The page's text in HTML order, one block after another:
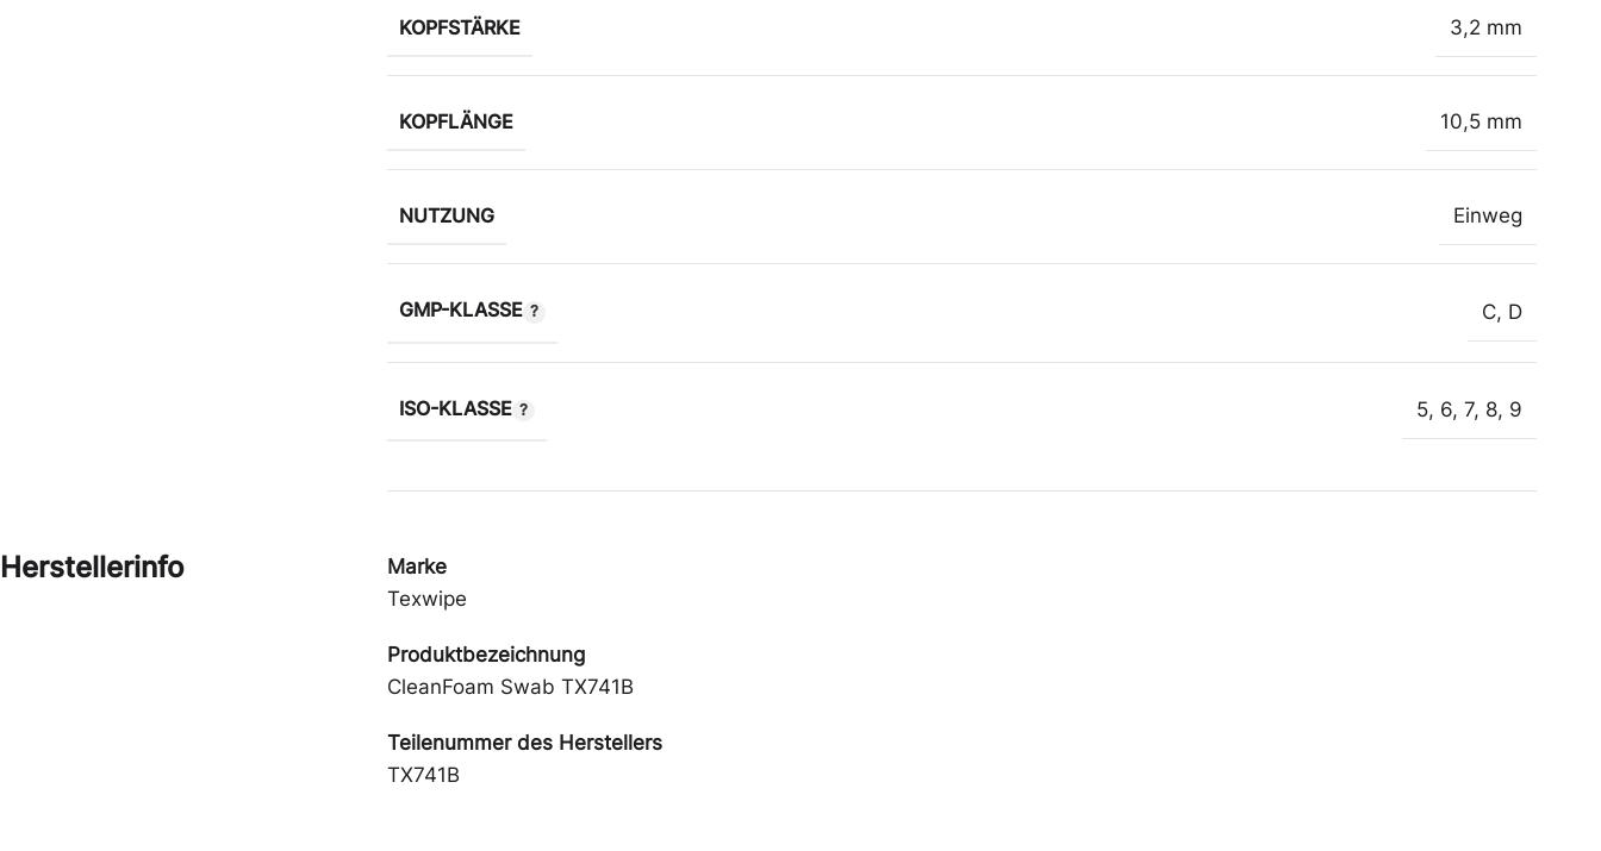
KOPFSTÄRKE 3,2 mm
KOPFLÄNGE 10,5 mm
NUTZUNG Einweg
GMP-KLASSE C, D
ISO-KLASSE 5, 6, 7, 8, 9
Herstellerinfo
Marke
Texwipe
Produktbezeichnung
CleanFoam Swab TX741B
Teilenummer des Herstellers
TX741B